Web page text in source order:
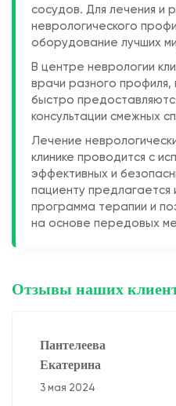
сосудов. Для лечения и
неврологического
оборудование лучших
В центре неврологии
врачи разного профиля,
быстро
консультации смежных
Лечение
клинике проводится с
эффективных и
пациенту предлагается
программа терапии и
на основе передовых
Отзывы наших
Пантелеева
Екатерина
3 мая 2024